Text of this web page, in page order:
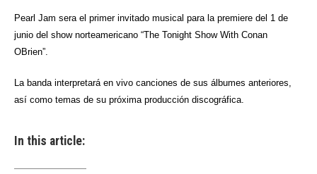
Pearl Jam sera el primer invitado musical para la premiere del 1 de
junio del show norteamericano “The Tonight Show With Conan
OBrien”.
La banda interpretará en vivo canciones de sus álbumes anteriores,
así como temas de su próxima producción discográfica.
In this article: